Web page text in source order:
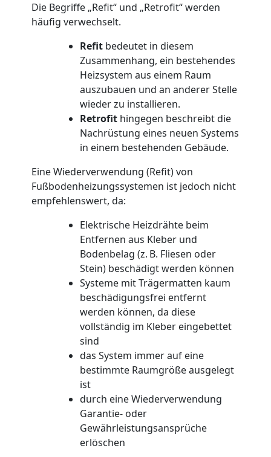
Die Begriffe „Refit“ und „Retrofit“ werden
häufig verwechselt.
Refit bedeutet in diesem
Zusammenhang, ein bestehendes
Heizsystem aus einem Raum
auszubauen und an anderer Stelle
wieder zu installieren.
Retrofit hingegen beschreibt die
Nachrüstung eines neuen Systems
in einem bestehenden Gebäude.
Eine Wiederverwendung (Refit) von
Fußbodenheizungssystemen ist jedoch nicht
empfehlenswert, da:
Elektrische Heizdrähte beim
Entfernen aus Kleber und
Bodenbelag (z. B. Fliesen oder
Stein) beschädigt werden können
Systeme mit Trägermatten kaum
beschädigungsfrei entfernt
werden können, da diese
vollständig im Kleber eingebettet
sind
das System immer auf eine
bestimmte Raumgröße ausgelegt
ist
durch eine Wiederverwendung
Garantie- oder
Gewährleistungsansprüche
erlöschen